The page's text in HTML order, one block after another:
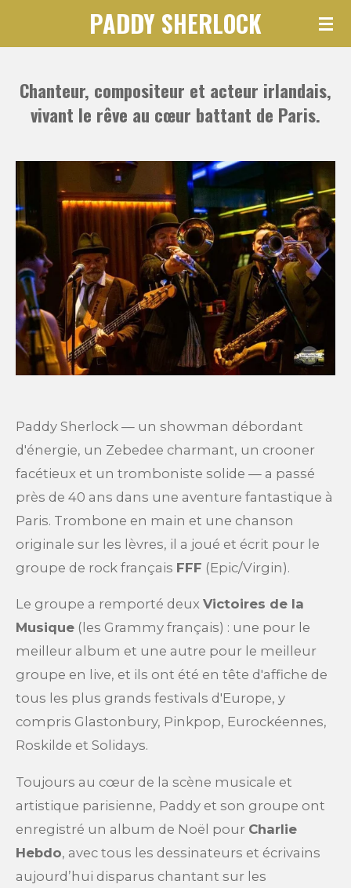
content
PADDY SHERLOCK
Chanteur, compositeur et acteur irlandais,
vivant le rêve au cœur battant de Paris.
Paddy Sherlock — un showman débordant
d'énergie, un Zebedee charmant, un crooner
facétieux et un tromboniste solide — a passé
près de 40 ans dans une aventure fantastique à
Paris. Trombone en main et une chanson
originale sur les lèvres, il a joué et écrit pour le
groupe de rock français FFF (Epic/Virgin).
Le groupe a remporté deux Victoires de la
Musique (les Grammy français) : une pour le
meilleur album et une autre pour le meilleur
groupe en live, et ils ont été en tête d'affiche de
tous les plus grands festivals d'Europe, y
compris Glastonbury, Pinkpop, Eurockéennes,
Roskilde et Solidays.
Toujours au cœur de la scène musicale et
artistique parisienne, Paddy et son groupe ont
enregistré un album de Noël pour Charlie
Hebdo, avec tous les dessinateurs et écrivains
aujourd’hui disparus chantant sur les